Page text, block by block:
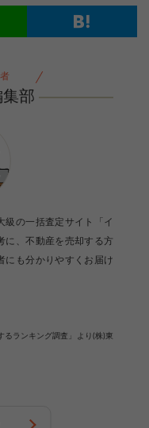
部
級の一括査定サイト「イ
に、不動産を売却する方
にも分かりやすくお届け
ランキング調査」より(株)東